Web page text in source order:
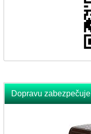
Dopravu zabezpečuje